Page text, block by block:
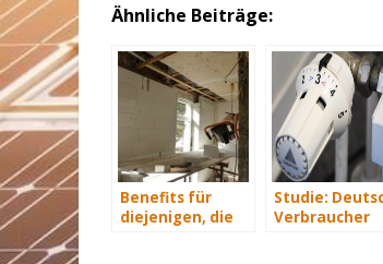
Ähnliche Beiträge:
Benefits für
diejenigen, die
Studie:
Verbraucher